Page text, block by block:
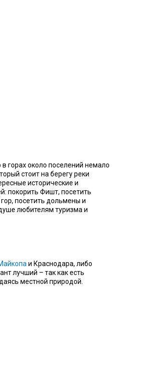
горах около поселений немало
стоит на берегу реки
исторические и
покорить Фишт, посетить
посетить дольмены и
любителям туризма и
и Краснодара, либо
лучший – так как есть
местной природой.